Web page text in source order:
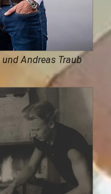
Andreas Traub